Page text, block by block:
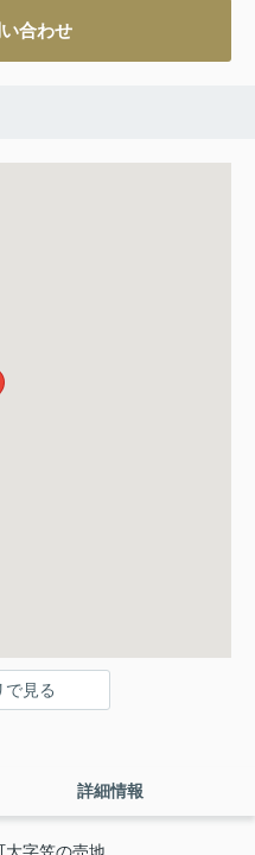
合わせ
で見る
詳細情報